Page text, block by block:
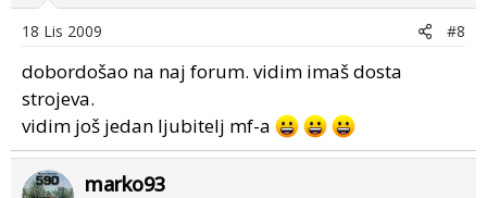
18 Lis 2009 #8
dobordošao na naj forum. vidim imaš dosta
strojeva.
vidim još jedan ljubitelj mf-a
marko93